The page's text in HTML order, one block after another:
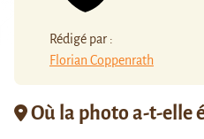
Rédigé par :
Florian Coppenrath
Où la photo a-t-elle